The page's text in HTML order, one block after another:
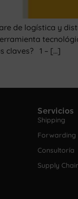
de logística y
claves? 1 – […]
Servicios
Shipping
Forwarding
Consultoría
Supply